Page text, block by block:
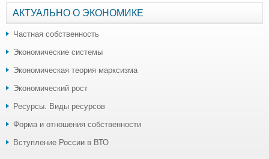
АКТУАЛЬНО О ЭКОНОМИКЕ
Частная собственность
Экономические системы
Экономическая теория марксизма
Экономический рост
Ресурсы. Виды ресурсов
Форма и отношения собственности
Вступление России в ВТО